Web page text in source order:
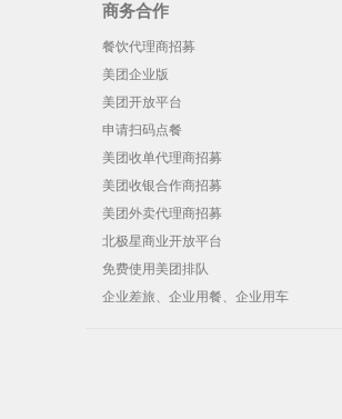
商务合作
餐饮代理商招募
美团企业版
美团开放平台
申请扫码点餐
美团收单代理商招募
美团收银合作商招募
美团外卖代理商招募
北极星商业开放平台
免费使用美团排队
企业差旅、企业用餐、企业用车